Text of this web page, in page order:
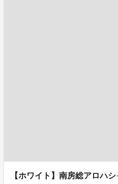
【ホワイト】南房総アロハシ